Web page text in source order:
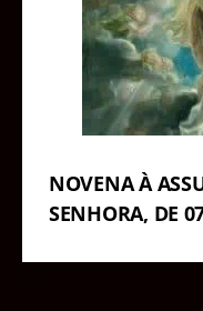
NOVENA À
SENHORA, DE